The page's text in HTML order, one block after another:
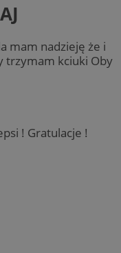
mam nadzieję że i
trzymam kciuki Oby
! Gratulacje !